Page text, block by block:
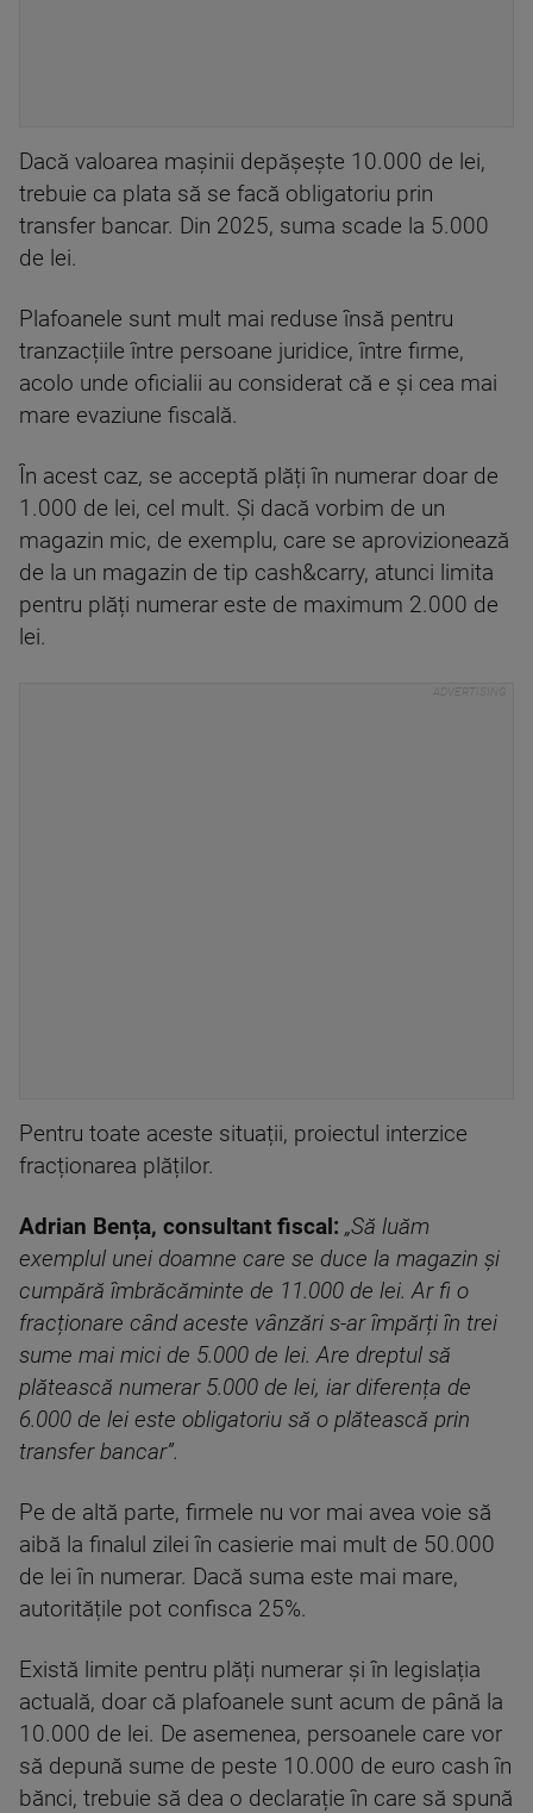
Dacă valoarea mașinii depășește 10.000 de lei,
trebuie ca plata să se facă obligatoriu prin
transfer bancar. Din 2025, suma scade la 5.000
de lei.
Plafoanele sunt mult mai reduse însă pentru
tranzacțiile între persoane juridice, între firme,
acolo unde oficialii au considerat că e și cea mai
mare evaziune fiscală.
În acest caz, se acceptă plăți în numerar doar de
1.000 de lei, cel mult. Și dacă vorbim de un
magazin mic, de exemplu, care se aprovizionează
de la un magazin de tip cash&carry, atunci limita
pentru plăți numerar este de maximum 2.000 de
lei.
Pentru toate aceste situații, proiectul interzice
fracționarea plăților.
Adrian Bența, consultant fiscal: „Să luăm
exemplul unei doamne care se duce la magazin și
cumpără îmbrăcăminte de 11.000 de lei. Ar fi o
fracționare când aceste vânzări s-ar împărți în trei
sume mai mici de 5.000 de lei. Are dreptul să
plătească numerar 5.000 de lei, iar diferența de
6.000 de lei este obligatoriu să o plătească prin
transfer bancar”.
Pe de altă parte, firmele nu vor mai avea voie să
aibă la finalul zilei în casierie mai mult de 50.000
de lei în numerar. Dacă suma este mai mare,
autoritățile pot confisca 25%.
Există limite pentru plăți numerar și în legislația
actuală, doar că plafoanele sunt acum de până la
10.000 de lei. De asemenea, persoanele care vor
să depună sume de peste 10.000 de euro cash în
bănci, trebuie să dea o declarație în care să spună